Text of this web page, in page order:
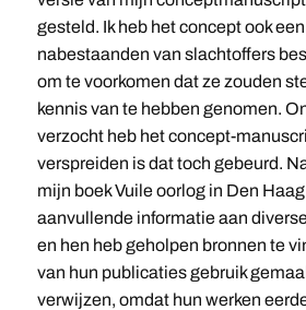
gesteld. Ik heb het concept ook
nabestaanden van slachtoffers
om te voorkomen dat ze zouden
kennis van te hebben genomen.
verzocht heb het concept-
verspreiden is dat toch gebeurd.
mijn boek Vuile oorlog in Den
aanvullende informatie aan
en hen heb geholpen bronnen te
van hun publicaties gebruik
verwijzen, omdat hun werken